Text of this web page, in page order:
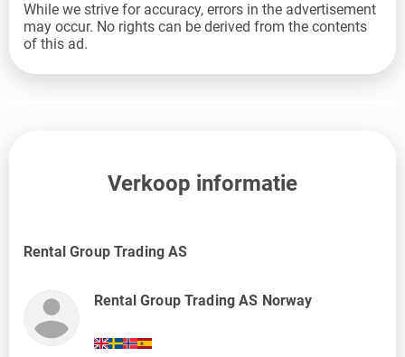
While we strive for accuracy, errors in the advertisement
may occur. No rights can be derived from the contents
of this ad.
Verkoop informatie
Rental Group Trading AS
Rental Group Trading AS Norway